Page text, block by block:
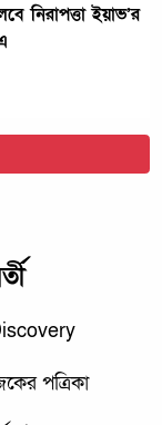
নিরাপত্তা ইয়াভ’র
পত্রিকা